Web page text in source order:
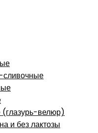
сливочные
велюр)
и без лактозы